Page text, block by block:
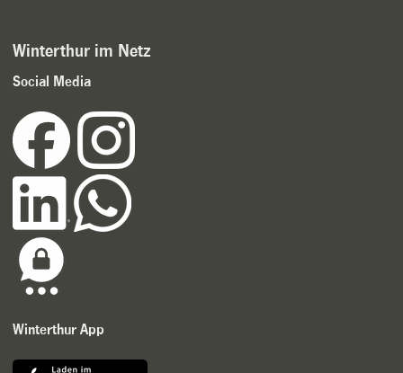
Winterthur im Netz
Social Media
Winterthur App